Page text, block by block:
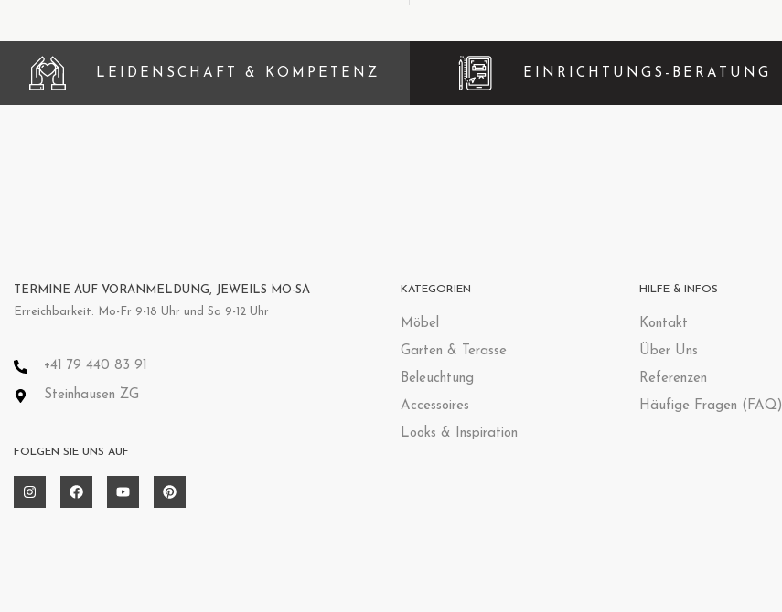
LEIDENSCHAFT & KOMPETENZ EINRICHTUNGS-BERATUNG
TERMINE AUF VORANMELDUNG, JEWEILS MO-SA
Erreichbarkeit: Mo-Fr 9-18 Uhr und Sa 9-12 Uhr
+41 79 440 83 91
Steinhausen ZG
FOLGEN SIE UNS AUF
KATEGORIEN
Möbel
Garten & Terasse
Beleuchtung
Accessoires
Looks & Inspiration
HILFE & INFOS
Kontakt
Über Uns
Referenzen
Häufige Fragen (FAQ)